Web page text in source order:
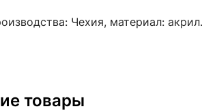
Чехия, материал: акрил.
товары